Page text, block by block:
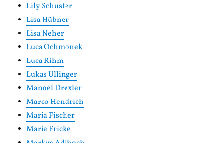
Lily Schuster
Lisa Hübner
Lisa Neher
Luca Ochmonek
Luca Rihm
Lukas Ullinger
Manoel Drexler
Marco Hendrich
Maria Fischer
Marie Fricke